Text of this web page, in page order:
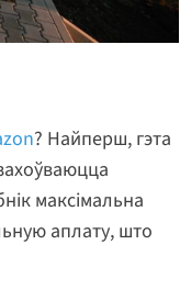
? Найперш, гэта
максімальна
аплату, што